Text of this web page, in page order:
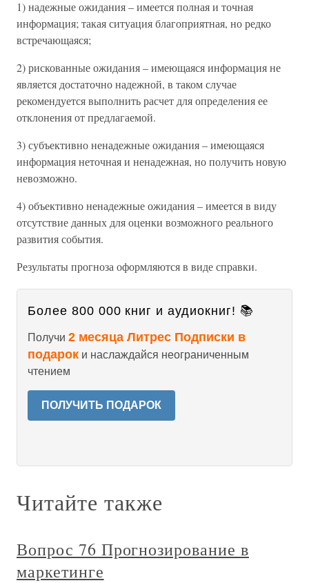
1) надежные ожидания – имеется полная и точная
информация; такая ситуация благоприятная, но редко
встречающаяся;
2) рискованные ожидания – имеющаяся информация не
является достаточно надежной, в таком случае
рекомендуется выполнить расчет для определения ее
отклонения от предлагаемой.
3) субъективно ненадежные ожидания – имеющаяся
информация неточная и ненадежная, но получить новую
невозможно.
4) объективно ненадежные ожидания – имеется в виду
отсутствие данных для оценки возможного реального
развития события.
Результаты прогноза оформляются в виде справки.
Более 800 000 книг и аудиокниг! 📚
Получи 2 месяца Литрес Подписки в
подарок и наслаждайся неограниченным
чтением
ПОЛУЧИТЬ ПОДАРОК
Читайте также
Вопрос 76 Прогнозирование в
маркетинге